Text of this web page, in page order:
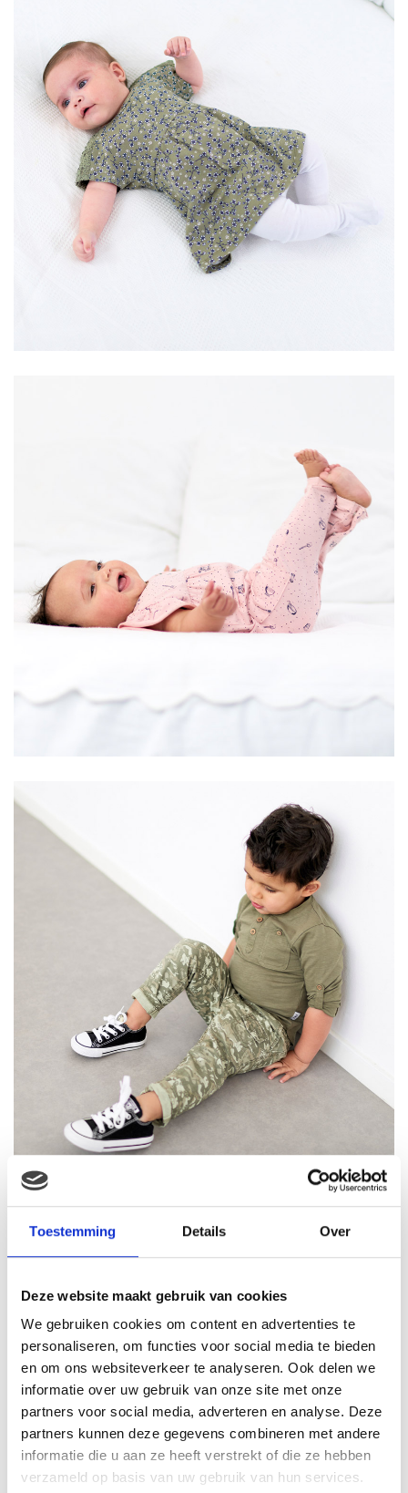
Toestemming Details Over
Deze website maakt gebruik van cookies
We gebruiken cookies om content en advertenties te
personaliseren, om functies voor social media te bieden
en om ons websiteverkeer te analyseren. Ook delen we
informatie over uw gebruik van onze site met onze
partners voor social media, adverteren en analyse. Deze
partners kunnen deze gegevens combineren met andere
informatie die u aan ze heeft verstrekt of die ze hebben
verzameld op basis van uw gebruik van hun services.